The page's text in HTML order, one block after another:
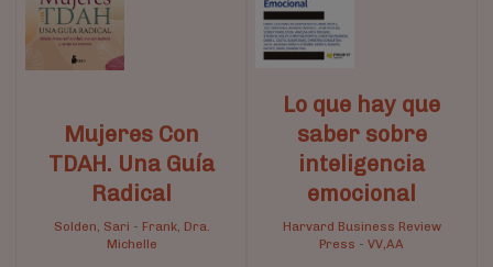
Mujeres Con
TDAH. Una Guía
Radical
Solden, Sari - Frank, Dra.
Michelle
Lo que hay que
saber sobre
inteligencia
emocional
Harvard Business Review
Press - VV,AA